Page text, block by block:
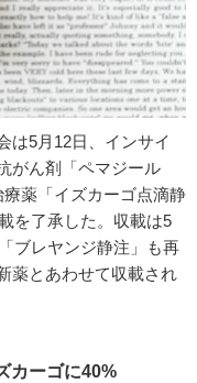
は5月12日、インサイ
がん剤「ペマジール
薬「イズカーゴ点滴静
を了承した。収載は5
ブレヤンジ静注」も再
薬とあわせて収載され
カーゴに40%